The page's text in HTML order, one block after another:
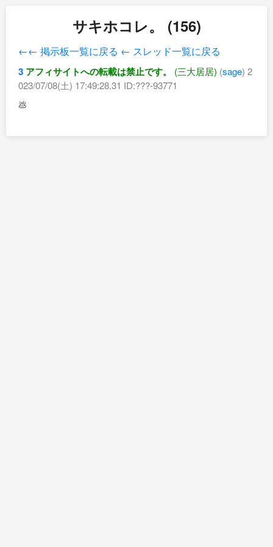
サキホコレ。 (156)
←← 掲示板一覧に戻る ← スレッド一覧に戻る
3 アフィサイトへの転載は禁止です。 (三大居居) (sage) 2
023/07/08(土) 17:49:28.31 ID:???-93771
💩